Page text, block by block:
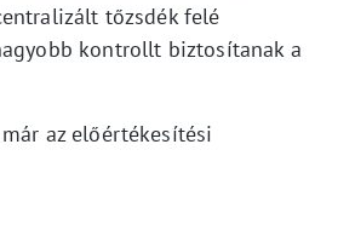
tőzsdék felé
kontrollt biztosítanak a
az előértékesítési